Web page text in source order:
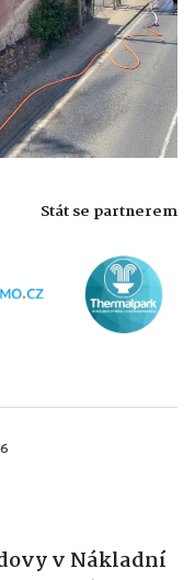
Stát se partnerem
v Nákladní